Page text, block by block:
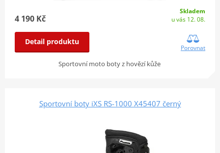
4 190 Kč
Skladem
u vás 12. 08.
Detail produktu
Porovnat
Sportovní moto boty z hovězí kůže
Sportovní boty iXS RS-1000 X45407 černý